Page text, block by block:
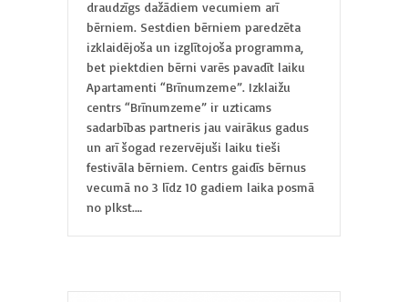
draudzīgs dažādiem vecumiem arī
bērniem. Sestdien bērniem paredzēta
izklaidējoša un izglītojoša programma,
bet piektdien bērni varēs pavadīt laiku
Apartamenti “Brīnumzeme”. Izklaižu
centrs “Brīnumzeme” ir uzticams
sadarbības partneris jau vairākus gadus
un arī šogad rezervējuši laiku tieši
festivāla bērniem. Centrs gaidīs bērnus
vecumā no 3 līdz 10 gadiem laika posmā
no plkst.…